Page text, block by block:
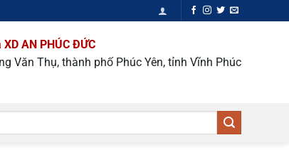
AN PHÚC ĐỨC
Văn Thụ, thành phố Phúc Yên, tỉnh Vĩnh Phúc